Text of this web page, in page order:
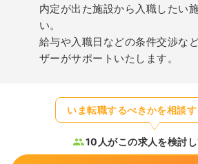
内定が出た施設から入職したい
い。
給与や入職日などの条件交渉な
ザーがサポートいたします。
いま転職するべきかを相談
10人がこの求人を検討